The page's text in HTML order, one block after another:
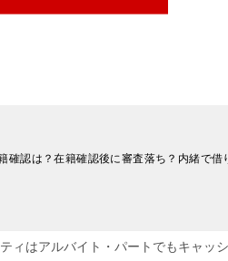
確認は？在籍確認後に審査落ち？内緒で借
ィはアルバイト・パートでもキャッ